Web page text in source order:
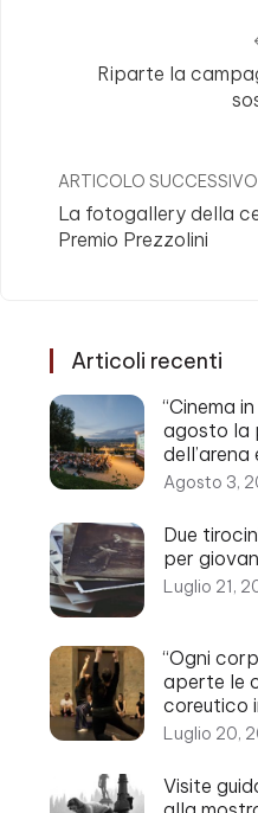
Riparte la
ARTICOLO SUCCESSIVO
La fotogallery della
Premio Prezzolini
Articoli recenti
“Cinema
agosto la
dell’arena
Agosto 3,
Due
per
Luglio 21,
“Ogni
aperte le
coreutico
Luglio 20,
Visite